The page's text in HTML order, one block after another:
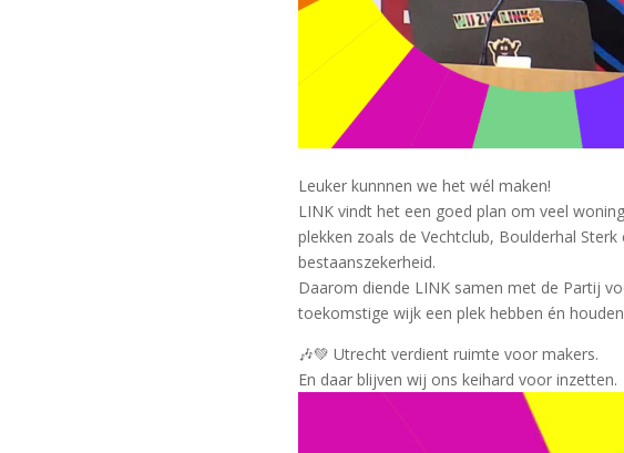
Leuker kunnnen we het wél maken!
LINK vindt het een goed plan om veel
plekken zoals de Vechtclub, Boulderhal
bestaanszekerheid.
Daarom diende LINK samen met de Partij
toekomstige wijk een plek hebben én
🎶💚 Utrecht verdient ruimte voor makers.
En daar blijven wij ons keihard voor inzetten.